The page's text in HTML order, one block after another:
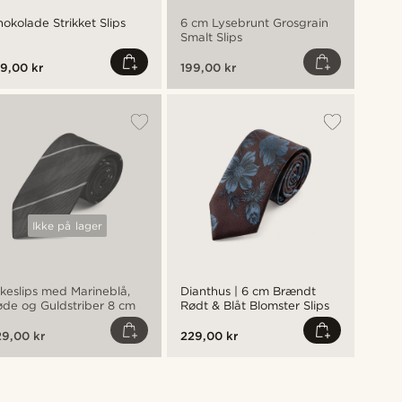
Strikket Slips
kr
Ikke på lager
med Marineblå,
og Guldstriber 8 cm
kr
6 cm Lysebrunt Grosgrain
Smalt Slips
199,00 kr
Dianthus | 6 cm Brændt
Rødt & Blåt Blomster Slips
229,00 kr